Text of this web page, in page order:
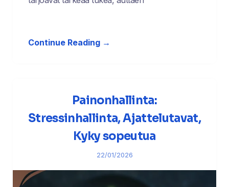
Continue Reading →
Painonhallinta:
Stressinhallinta, Ajattelutavat,
Kyky sopeutua
22/01/2026